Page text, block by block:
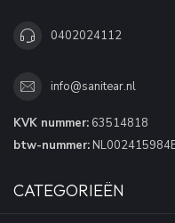
0402024112
info@sanitear.nl
KVK nummer: 63514818
btw-nummer:
CATEGORIEËN